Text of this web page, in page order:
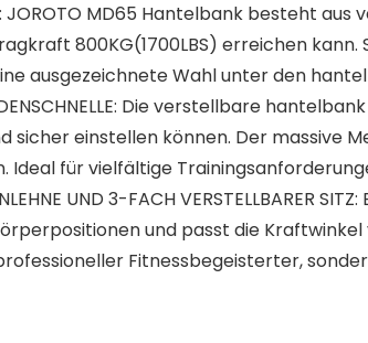
JOROTO MD65 Hantelbank
800KG(1700LBS) erreichen
ausgezeichnete Wahl unter den
Die verstellbare
sicher einstellen können. Der
Ideal für vielfältige
UND 3-FACH
und passt die
Fitnessbegeisterter,